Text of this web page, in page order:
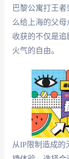
巴黎公寓打王
么给上海的父母
收获的不仅是
火气的自由。
从IP限制造成